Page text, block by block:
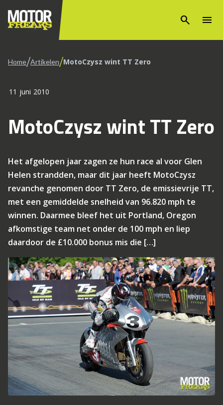
search menu
Home/Artikelen/MotoCzysz wint TT Zero
11 juni 2010
MotoCzysz wint TT Zero
Het afgelopen jaar zagen ze hun race al voor Glen
Helen strandden, maar dit jaar heeft MotoCzysz
revanche genomen door TT Zero, de emissievrije TT,
met een gemiddelde snelheid van 96.820 mph te
winnen. Daarmee bleef het uit Portland, Oregon
afkomstige team net onder de 100 mph en liep
daardoor de £10.000 bonus mis die […]